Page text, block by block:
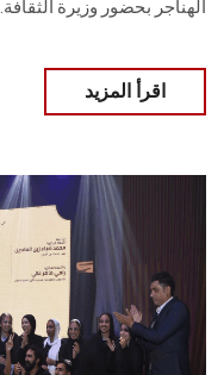
الهناجر بحضور وزيرة الثقافة.
اقرأ المزيد